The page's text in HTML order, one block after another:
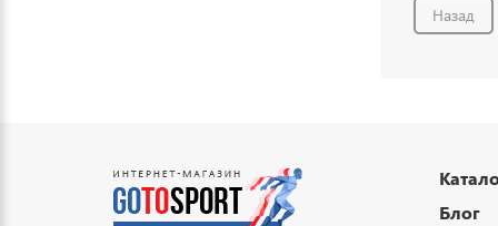
Назад
Блог